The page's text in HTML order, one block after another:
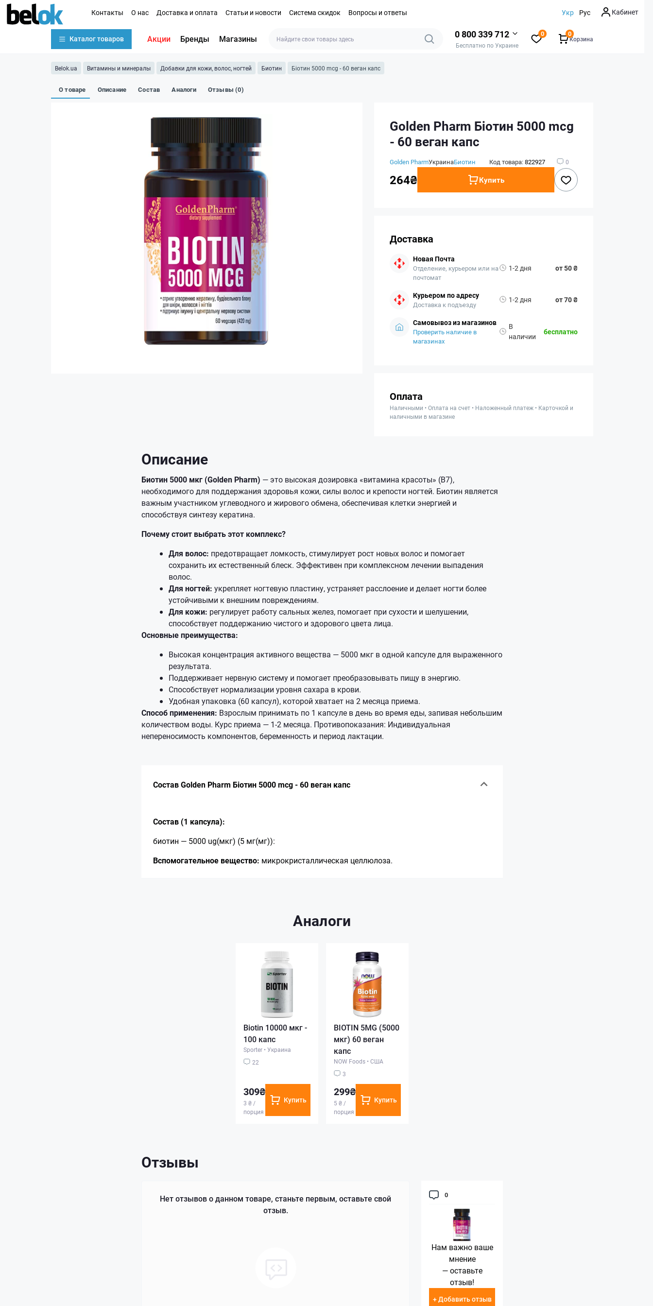
Контакты О нас Доставка и оплата Статьи и новости Система скидок Вопросы и ответы Укр Рус Кабинет
Каталог товаров Акции Бренды Магазины 0 800 339 712
Бесплатно по Украине
0
Корзина
0
Belok.ua Витамины и минералы Добавки для кожи, волос, ногтей Биотин Біотин 5000 mcg - 60 веган капс
О товаре Описание Состав Аналоги Отзывы (0)
Golden Pharm Біотин 5000 mcg
- 60 веган капс
Golden PharmУкраинаБиотин Код товара:822927 0
264₴ Купить
Доставка
Новая Почта
Отделение, курьером или на
почтомат
1-2 дня от 50 ₴
Курьером по адресу
Доставка к подъезду
1-2 дня от 70 ₴
Самовывоз из магазинов
Проверить наличие в
магазинах
В
наличии
бесплатно
Оплата
Наличными • Оплата на счет • Наложенный платеж • Карточкой и
наличными в магазине
Описание
Биотин 5000 мкг (Golden Pharm) — это высокая дозировка «витамина красоты» (B7),
необходимого для поддержания здоровья кожи, силы волос и крепости ногтей. Биотин является
важным участником углеводного и жирового обмена, обеспечивая клетки энергией и
способствуя синтезу кератина.
Почему стоит выбрать этот комплекс?
Для волос: предотвращает ломкость, стимулирует рост новых волос и помогает
сохранить их естественный блеск. Эффективен при комплексном лечении выпадения
волос.
Для ногтей: укрепляет ногтевую пластину, устраняет расслоение и делает ногти более
устойчивыми к внешним повреждениям.
Для кожи: регулирует работу сальных желез, помогает при сухости и шелушении,
способствует поддержанию чистого и здорового цвета лица.
Основные преимущества:
Высокая концентрация активного вещества — 5000 мкг в одной капсуле для выраженного
результата.
Поддерживает нервную систему и помогает преобразовывать пищу в энергию.
Способствует нормализации уровня сахара в крови.
Удобная упаковка (60 капсул), которой хватает на 2 месяца приема.
Способ применения: Взрослым принимать по 1 капсуле в день во время еды, запивая небольшим
количеством воды. Курс приема — 1-2 месяца. Противопоказания: Индивидуальная
непереносимость компонентов, беременность и период лактации.
Состав Golden Pharm Біотин 5000 mcg - 60 веган капс
Состав (1 капсула):
биотин — 5000 ug(мкг) (5 мг(мг)):
Вспомогательное вещество: микрокристаллическая целлюлоза.
Аналоги
Biotin 10000 мкг -
100 капс
Sporter • Украина
22
309₴
3 ₴ /
порция
Купить
BIOTIN 5MG (5000
мкг) 60 веган
капс
NOW Foods • США
3
299₴
5 ₴ /
порция
Купить
Отзывы
0
Нам важно ваше
мнение
— оставьте
отзыв!
+ Добавить отзыв
Нет отзывов о данном товаре, станьте первым, оставьте свой
отзыв.